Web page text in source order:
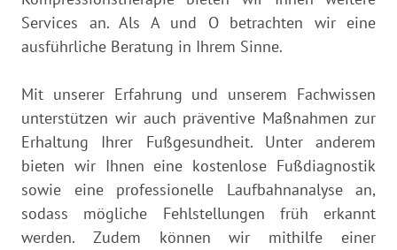
Services an. Als A und O betrachten wir eine
ausführliche Beratung in Ihrem Sinne.
Mit unserer Erfahrung und unserem Fachwissen
unterstützen wir auch präventive Maßnahmen zur
Erhaltung Ihrer Fußgesundheit. Unter anderem
bieten wir Ihnen eine kostenlose Fußdiagnostik
sowie eine profes­sionelle Laufbahnanalyse an,
sodass mögliche Fehlstellungen früh erkannt
werden. Zudem können wir mithilfe einer